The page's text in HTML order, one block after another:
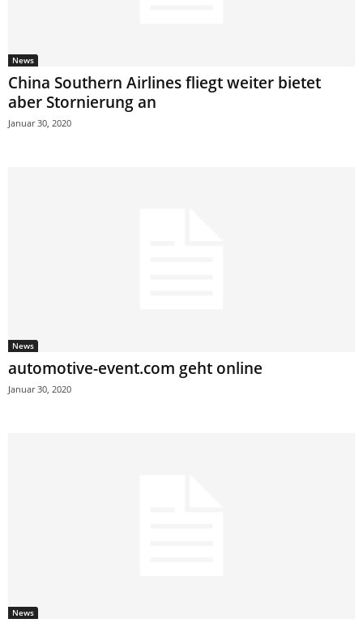
News
China Southern Airlines fliegt weiter bietet
aber Stornierung an
Januar 30, 2020
News
automotive-event.com geht online
Januar 30, 2020
News